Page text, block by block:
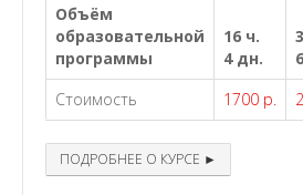
Объём
образовательной
программы
16 ч.
4 дн.
Стоимость
1700 р.
ПОДРОБНЕЕ О КУРСЕ ►